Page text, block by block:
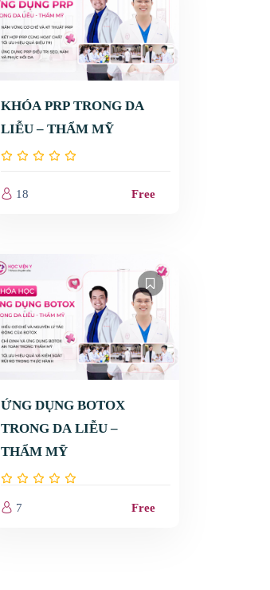
KHÓA PRP TRONG DA
LIỄU – THẨM MỸ
18 Free
Vấn đề da
ỨNG DỤNG BOTOX
TRONG DA LIỄU –
THẨM MỸ
7 Free